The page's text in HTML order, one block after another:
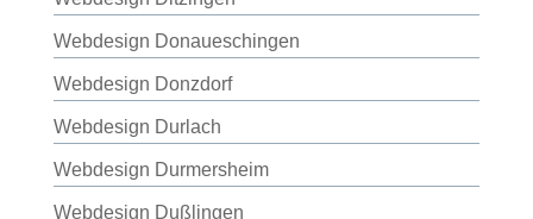
Webdesign Donaueschingen
Webdesign Donzdorf
Webdesign Durlach
Webdesign Durmersheim
Webdesign Dußlingen